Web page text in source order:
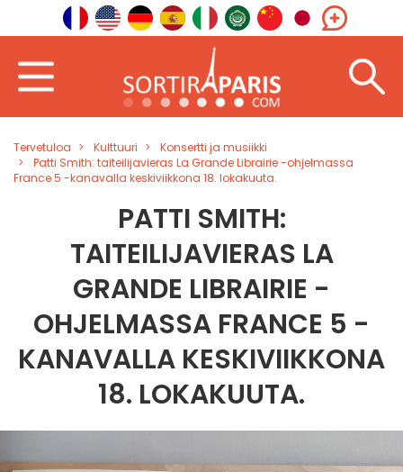
Tervetuloa Kulttuuri
Konsertti ja musiikki
Patti Smith: taiteilijavieras La Grande Librairie -ohjelmassa
France 5 -kanavalla keskiviikkona 18. lokakuuta.
PATTI SMITH:
TAITEILIJAVIERAS LA
GRANDE LIBRAIRIE -
OHJELMASSA FRANCE 5 -
KANAVALLA KESKIVIIKKONA
18. LOKAKUUTA.